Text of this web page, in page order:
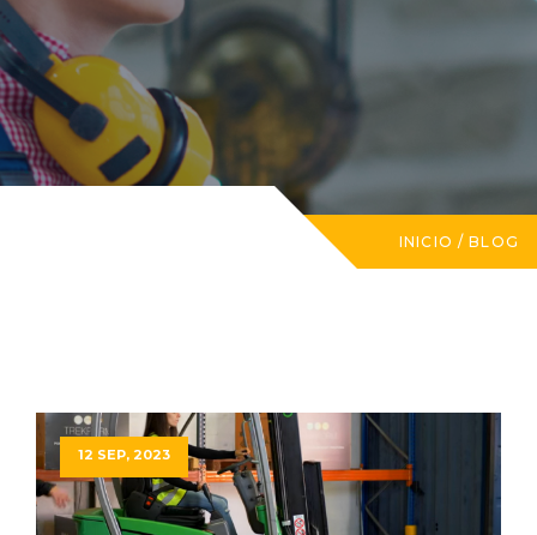
INICIO / BLOG
12 SEP, 2023